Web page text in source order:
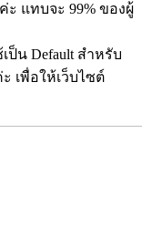
ะ แทบจะ 99% ของผู้
ป็น Default สำหรับ
เพื่อให้เว็บไซต์